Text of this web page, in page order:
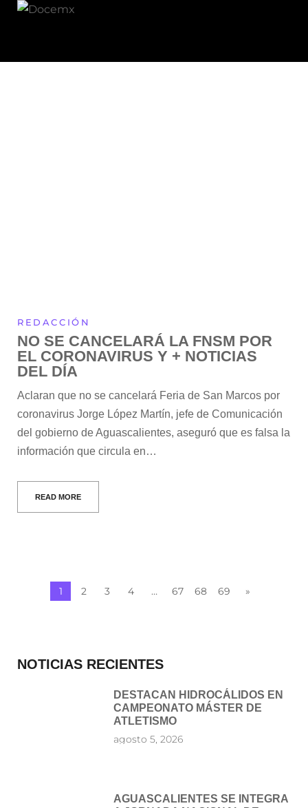
REDACCIÓN
NO SE CANCELARÁ LA FNSM POR
EL CORONAVIRUS Y + NOTICIAS
DEL DÍA
Aclaran que no se cancelará Feria de San Marcos por
coronavirus Jorge López Martín, jefe de Comunicación
del gobierno de Aguascalientes, aseguró que es falsa la
información que circula en…
READ MORE
1 2 3 4 … 67 68 69 »
NOTICIAS RECIENTES
DESTACAN HIDROCÁLIDOS EN
CAMPEONATO MÁSTER DE
ATLETISMO
agosto 5, 2026
AGUASCALIENTES SE INTEGRA